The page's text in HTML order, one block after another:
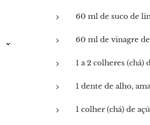
60 ml de suco de
60 ml de vinagre
1 a 2 colheres (chá)
1 dente de alho,
1 colher (chá) de